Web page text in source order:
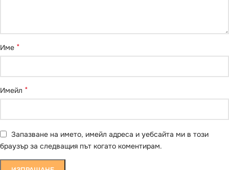
Име *
Имейл *
Запазване на името, имейл адреса и уебсайта ми в този
браузър за следващия път когато коментирам.